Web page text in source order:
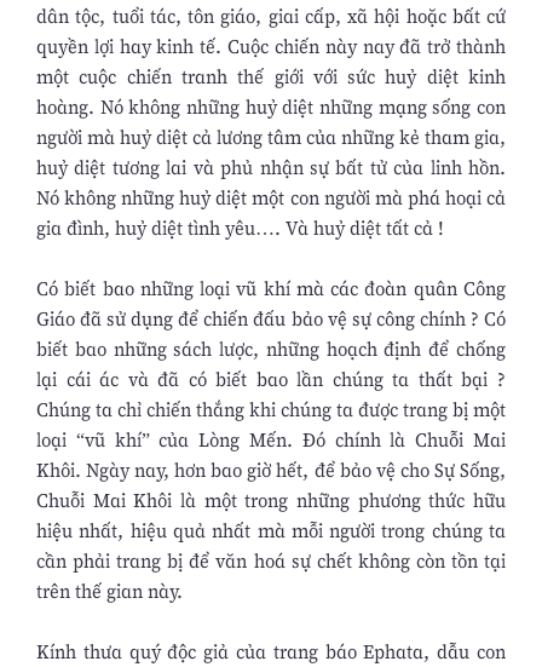
dân tộc, tuổi tác, tôn giáo, giai cấp, xã hội hoặc bất cứ
quyền lợi hay kinh tế. Cuộc chiến này nay đã trở thành
một cuộc chiến tranh thế giới với sức huỷ diệt kinh
hoàng. Nó không những huỷ diệt những mạng sống con
người mà huỷ diệt cả lương tâm của những kẻ tham gia,
huỷ diệt tương lai và phủ nhận sự bất tử của linh hồn.
Nó không những huỷ diệt một con người mà phá hoại cả
gia đình, huỷ diệt tình yêu…. Và huỷ diệt tất cả !
Có biết bao những loại vũ khí mà các đoàn quân Công
Giáo đã sử dụng để chiến đấu bảo vệ sự công chính ? Có
biết bao những sách lược, những hoạch định để chống
lại cái ác và đã có biết bao lần chúng ta thất bại ?
Chúng ta chỉ chiến thắng khi chúng ta được trang bị một
loại “vũ khí” của Lòng Mến. Đó chính là Chuỗi Mai
Khôi. Ngày nay, hơn bao giờ hết, để bảo vệ cho Sự Sống,
Chuỗi Mai Khôi là một trong những phương thức hữu
hiệu nhất, hiệu quả nhất mà mỗi người trong chúng ta
cần phải trang bị để văn hoá sự chết không còn tồn tại
trên thế gian này.
Kính thưa quý độc giả của trang báo Ephata, dẫu con